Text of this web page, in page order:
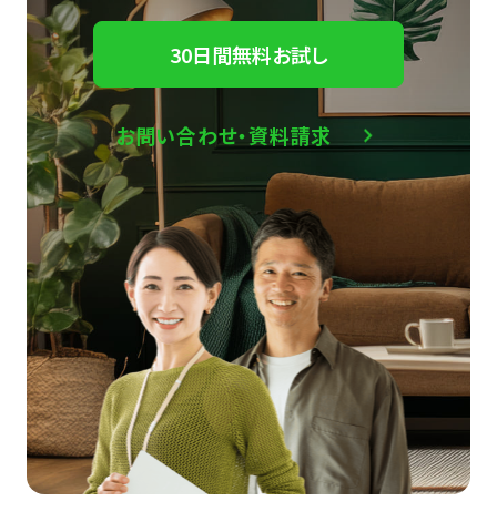
30日間無料お試し
お問い合わせ・資料請求